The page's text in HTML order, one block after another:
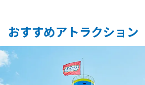
おすすめアトラクション